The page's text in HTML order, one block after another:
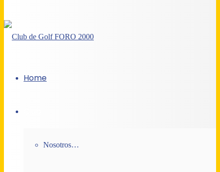
Home
Nosotros…